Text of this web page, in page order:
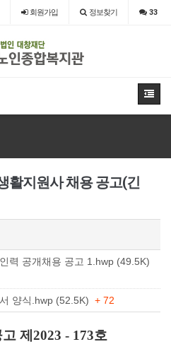
회원가입 정보찾기 33
활지원사 채용 공고(긴
력 공개채용 공고 1.hwp (49.5K)
양식.hwp (52.5K) + 72
제 2023 - 173호